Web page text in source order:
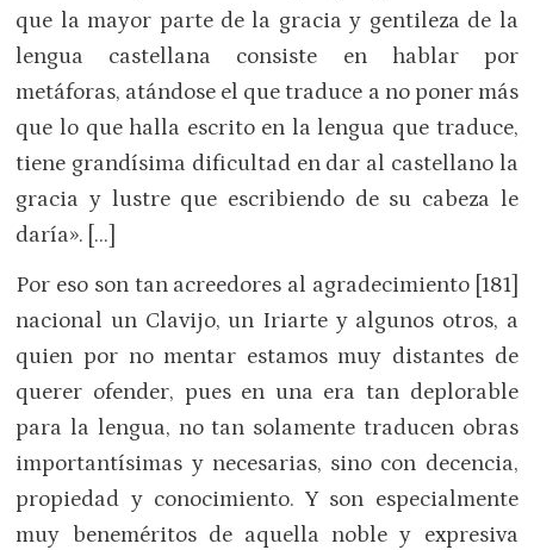
que la mayor parte de la gracia y gentileza de la
lengua castellana consiste en hablar por
metáforas, atándose el que traduce a no poner más
que lo que halla escrito en la lengua que traduce,
tiene grandísima dificultad en dar al castellano la
gracia y lustre que escribiendo de su cabeza le
daría». […]
Por eso son tan acreedores al agradecimiento [181]
nacional un Clavijo, un Iriarte y algunos otros, a
quien por no mentar estamos muy distantes de
querer ofender, pues en una era tan deplorable
para la lengua, no tan solamente traducen obras
importantísimas y necesarias, sino con decencia,
propiedad y conocimiento. Y son especialmente
muy beneméritos de aquella noble y expresiva